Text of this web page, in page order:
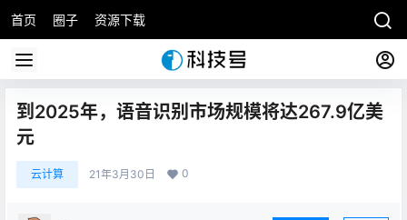
首页 圈子 资源下载
到2025年，语音识别市场规模将达267.9亿美
元
云计算 21年3月30日 0